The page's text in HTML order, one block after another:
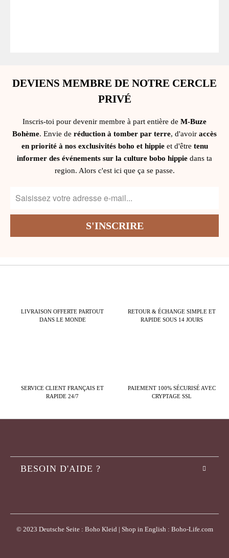
DEVIENS MEMBRE DE NOTRE CERCLE
PRIVÉ
Inscris-toi pour devenir membre à part entière de M-Buze
Bohème. Envie de réduction à tomber par terre, d'avoir accès
en priorité à nos exclusivités boho et hippieet d'être tenu
informer des événements sur la culture bobo hippie dans ta
region. Alors c'est ici que ça se passe.
LIVRAISON OFFERTE PARTOUT
DANS LE MONDE
RETOUR & ÉCHANGE SIMPLE ET
RAPIDE SOUS 14 JOURS
SERVICE CLIENT FRANÇAIS ET
RAPIDE 24/7
PAIEMENT 100% SÉCURISÉ AVEC
CRYPTAGE SSL
BESOIN D'AIDE ?
© 2023 Deutsche Seite : Boho Kleid | Shop in English : Boho-Life.com